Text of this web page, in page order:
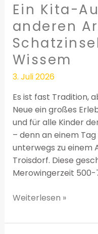
Ein Kita-
anderen
Wissem
3. Juli 2026
Es ist fast Tradition,
Neue ein großes
und für alle Kinder
– denn an einem
unterwegs zu einem
Troisdorf. Diese
Merowingerzeit 500-
Weiterlesen »